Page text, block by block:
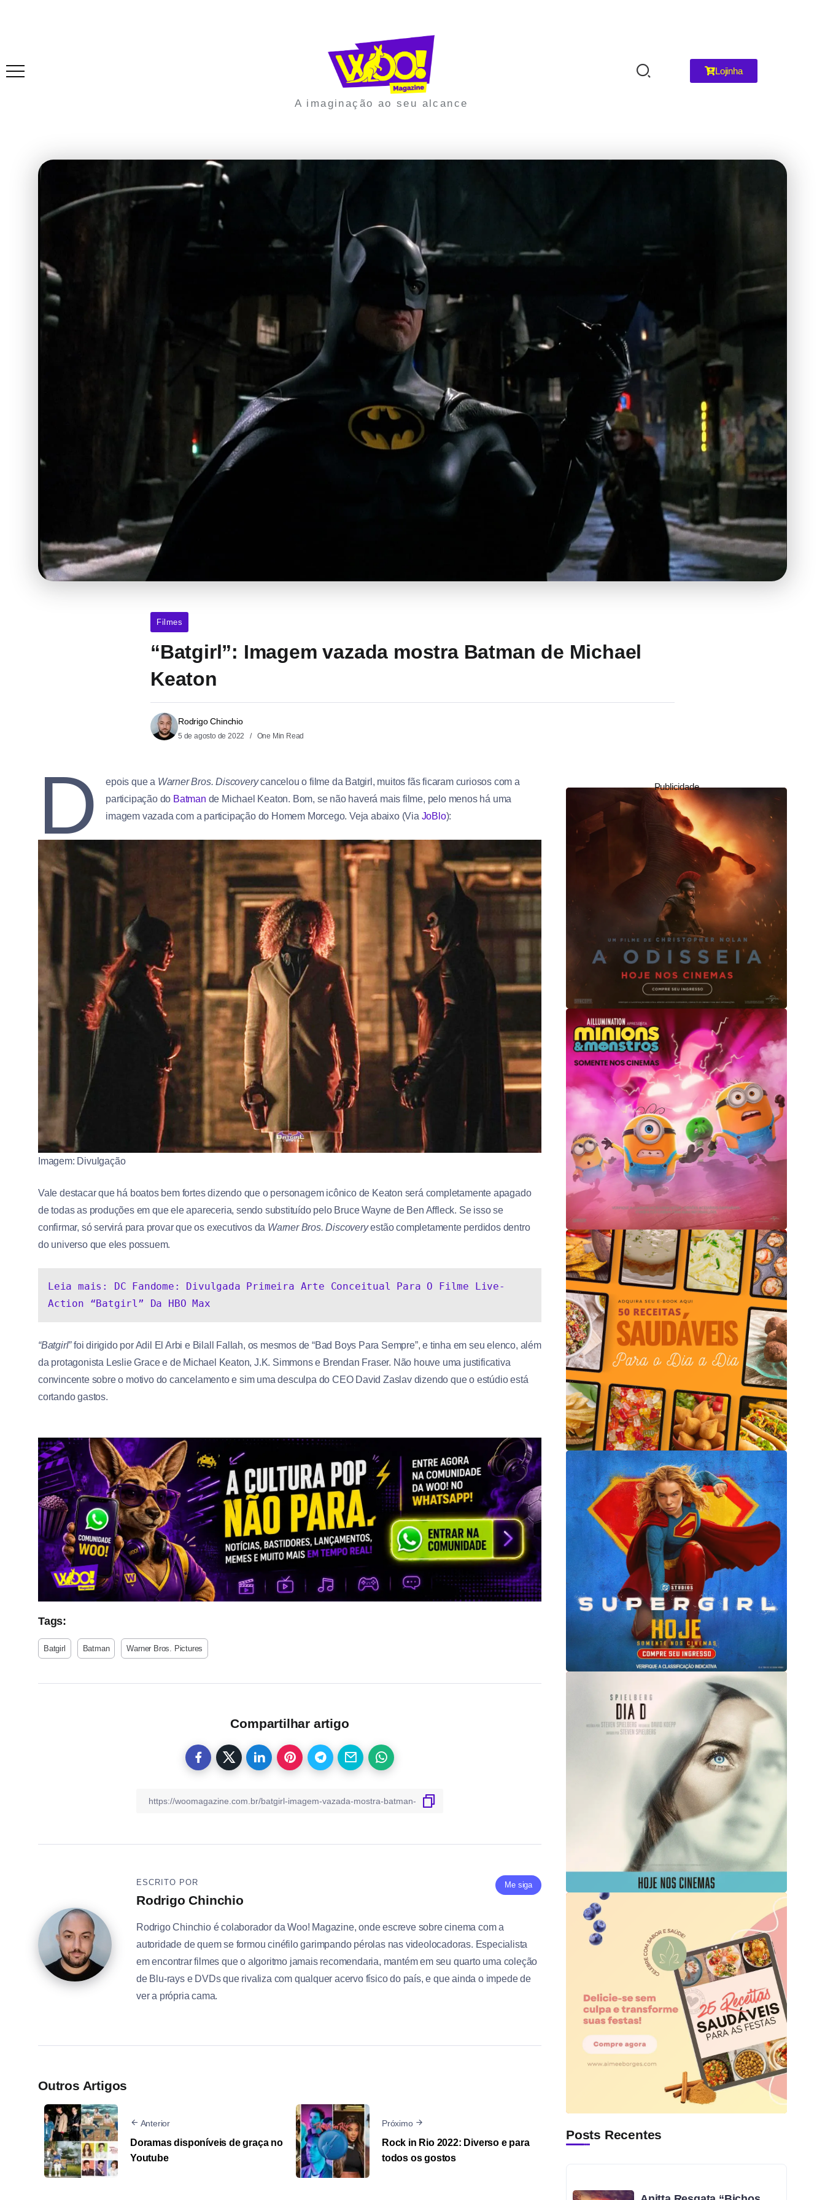
A imaginação ao seu alcance
Lojinha
Filmes
“Batgirl”: Imagem vazada mostra Batman de Michael
Keaton
Rodrigo Chinchio
5 de agosto de 2022 One Min Read
D epois que a Warner Bros. Discoverycancelou o filme da Batgirl, muitos fãs ficaram curiosos com a
participação do Batman de Michael Keaton. Bom, se não haverá mais filme, pelo menos há uma
imagem vazada com a participação do Homem Morcego. Veja abaixo (Via JoBlo):
Imagem: Divulgação
Vale destacar que há boatos bem fortes dizendo que o personagem icônico de Keaton será completamente apagado
de todas as produções em que ele apareceria, sendo substituído pelo Bruce Wayne de Ben Affleck. Se isso se
confirmar, só servirá para provar que os executivos da Warner Bros. Discoveryestão completamente perdidos dentro
do universo que eles possuem.
Leia mais: DC Fandome: Divulgada Primeira Arte Conceitual Para O Filme Live-
Action “Batgirl” Da HBO Max
“Batgirl”foi dirigido por Adil El Arbi e Bilall Fallah, os mesmos de “Bad Boys Para Sempre”, e tinha em seu elenco, além
da protagonista Leslie Grace e de Michael Keaton, J.K. Simmons e Brendan Fraser. Não houve uma justificativa
convincente sobre o motivo do cancelamento e sim uma desculpa do CEO David Zaslav dizendo que o estúdio está
cortando gastos.
Tags:
Batgirl Batman Warner Bros. Pictures
Compartilhar artigo
Me siga
ESCRITO POR
Rodrigo Chinchio
Rodrigo Chinchio é colaborador da Woo! Magazine, onde escreve sobre cinema com a
autoridade de quem se formou cinéfilo garimpando pérolas nas videolocadoras. Especialista
em encontrar filmes que o algoritmo jamais recomendaria, mantém em seu quarto uma coleção
de Blu-rays e DVDs que rivaliza com qualquer acervo físico do país, e que ainda o impede de
ver a própria cama.
Outros Artigos
Anterior
Doramas disponíveis de graça no
Youtube
Próximo
Rock in Rio 2022: Diverso e para
todos os gostos
Publicidade
Posts Recentes